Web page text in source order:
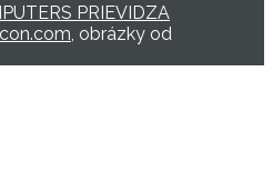
PRIEVIDZA
, obrázky od